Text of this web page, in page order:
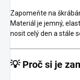
Zapomeňte na
Materiál je jemný,
nosit celý den a stále
💡 Proč si je